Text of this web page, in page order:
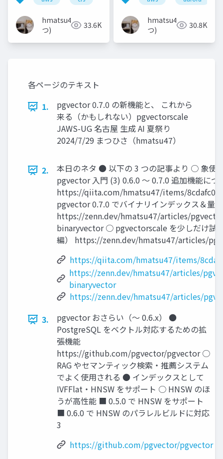
hmatsu47(ま
つ)
33.6K
α）
hmatsu47(ま
つ)
30.8K
各ページのテキスト
1.
pgvector 0.7.0 の新機能と、 これから
来る（かもしれない）pgvectorscale
JAWS-UG 名古屋 生成 AI 夏祭り
2024/7/29 まつひさ（hmatsu47）
2.
本日のネタ ● 以下の 3 つの記事より ○ 象使
pgvector 入門 (3) 0.6.0 〜 0.7.0 追加機能につ
https://qiita.com/hmatsu47/items/
pgvector 0.7.0 でバイナリインデックス＆量
https://zenn.dev/hmatsu47/articles/
binaryvector ○ pgvectorscale を少しだけ試
編） https://zenn.dev/hmatsu47/articles/
https://qiita.com/hmatsu47/items/
https://zenn.dev/hmatsu47/articles/
binaryvector
https://zenn.dev/hmatsu47/articles/
3.
pgvector おさらい（〜 0.6.x） ●
PostgreSQL をベクトル対応するための拡
張機能
https://github.com/pgvector/pgvector ○
RAG やセマンティック検索・推薦システム
でよく使用される ● インデックスとして
IVFFlat・HNSW をサポート ○ HNSW のほ
うが高性能 ■ 0.5.0 で HNSW をサポート
■ 0.6.0 で HNSW のパラレルビルドに対応
3
https://github.com/pgvector/pgvector